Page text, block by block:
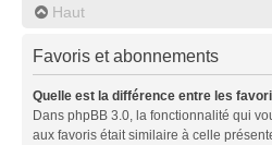
Haut
Favoris et abonnements
Quelle est la différence entre les
Dans phpBB 3.0, la fonctionnalité qui
aux favoris était similaire à celle